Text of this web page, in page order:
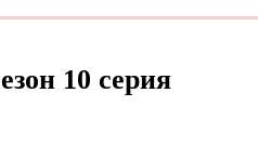
10 серия